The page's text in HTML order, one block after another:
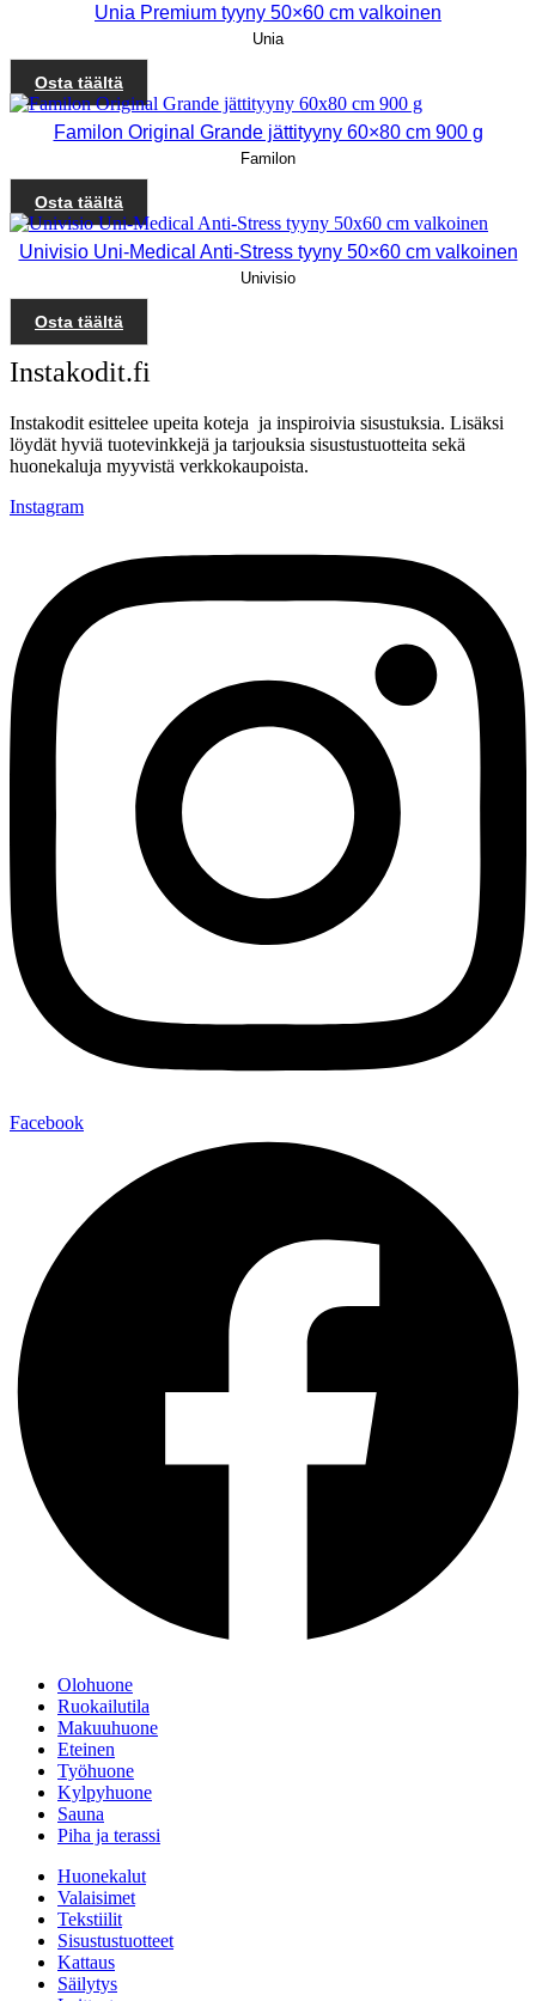
Unia Premium tyyny 50×60 cm valkoinen
Unia
Osta täältä
Familon Original Grande jättityyny 60×80 cm 900 g
Familon
Osta täältä
Univisio Uni-Medical Anti-Stress tyyny 50×60 cm valkoinen
Univisio
Osta täältä
Instakodit.fi
Instakodit esittelee upeita koteja ja inspiroivia sisustuksia. Lisäksi
löydät hyviä tuotevinkkejä ja tarjouksia sisustustuotteita sekä
huonekaluja myyvistä verkkokaupoista.
Instagram
Facebook
Olohuone
Ruokailutila
Makuuhuone
Eteinen
Työhuone
Kylpyhuone
Sauna
Piha ja terassi
Huonekalut
Valaisimet
Tekstiilit
Sisustustuotteet
Kattaus
Säilytys